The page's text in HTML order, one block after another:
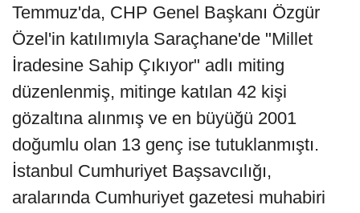
Temmuz'da, CHP Genel Başkanı Özgür
Özel'in katılımıyla Saraçhane'de "Millet
İradesine Sahip Çıkıyor" adlı miting
düzenlenmiş, mitinge katılan 42 kişi
gözaltına alınmış ve en büyüğü 2001
doğumlu olan 13 genç ise tutuklanmıştı.
İstanbul Cumhuriyet Başsavcılığı,
aralarında Cumhuriyet gazetesi muhabiri